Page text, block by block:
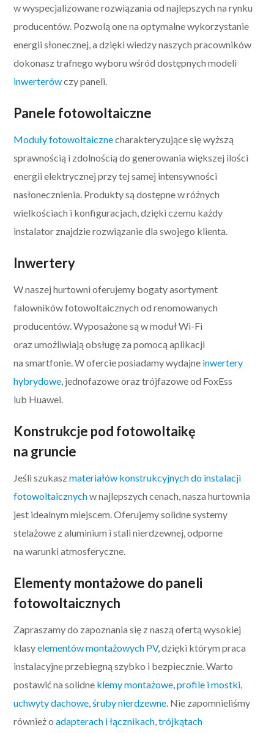
w wyspecjalizowane rozwiązania od najlepszych na rynku
producentów. Pozwolą one na optymalne wykorzystanie
energii słonecznej, a dzięki wiedzy naszych pracowników
dokonasz trafnego wyboru wśród dostępnych modeli
inwerterówczy paneli.
Panele fotowoltaiczne
Moduły fotowoltaicznecharakteryzujące się wyższą
sprawnością i zdolnością do generowania większej ilości
energii elektrycznej przy tej samej intensywności
nasłonecznienia. Produkty są dostępne w różnych
wielkościach i konfiguracjach, dzięki czemu każdy
instalator znajdzie rozwiązanie dla swojego klienta.
Inwertery
W naszej hurtowni oferujemy bogaty asortyment
falowników fotowoltaicznych od renomowanych
producentów. Wyposażone są w moduł Wi-Fi
oraz umożliwiają obsługę za pomocą aplikacji
na smartfonie. W ofercie posiadamy wydajne inwertery
hybrydowe, jednofazowe oraz trójfazowe od FoxEss
lub Huawei.
Konstrukcje pod fotowoltaikę
na gruncie
Jeśli szukaszmateriałów konstrukcyjnych do instalacji
fotowoltaicznychw najlepszych cenach, nasza hurtownia
jest idealnym miejscem. Oferujemy solidne systemy
stelażowe z aluminium i stali nierdzewnej, odporne
na warunki atmosferyczne.
Elementy montażowe do paneli
fotowoltaicznych
Zapraszamy do zapoznania się z naszą ofertą wysokiej
klasyelementów montażowych PV, dzięki którym praca
instalacyjne przebiegną szybko i bezpiecznie. Warto
postawić na solidne klemy montażowe,profile i mostki,
uchwyty dachowe,śruby nierdzewne. Nie zapomnieliśmy
również oadapterach i łącznikach,trójkątach